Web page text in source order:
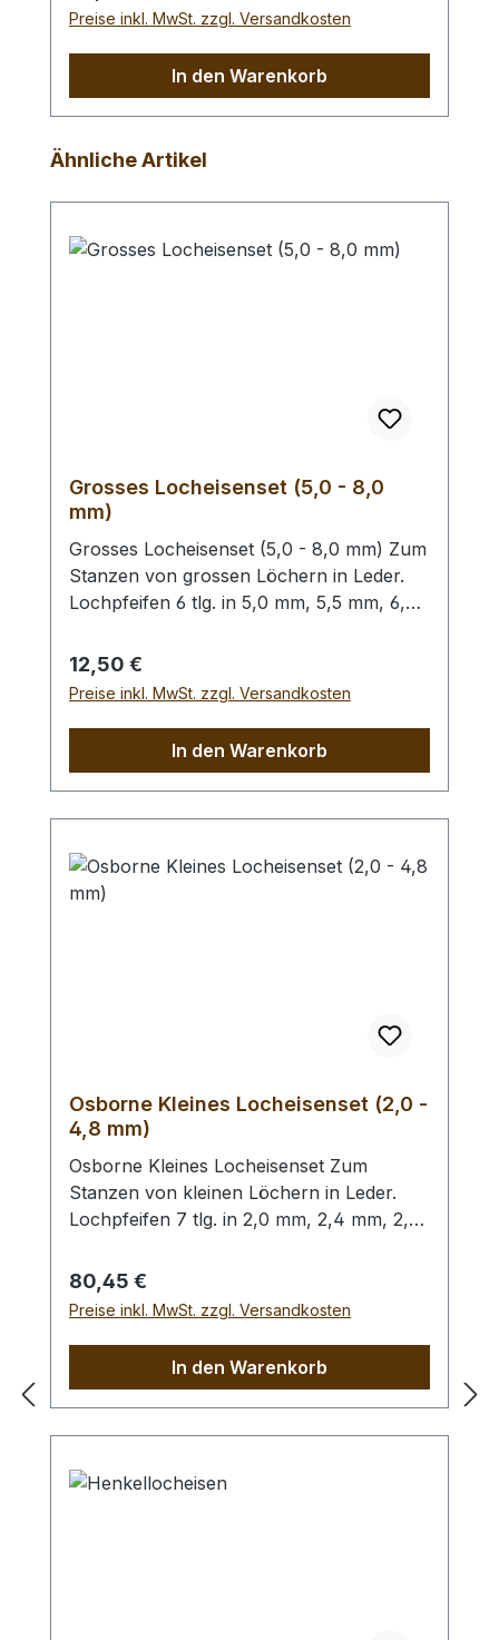
schlagabsorbierenden Poly -
Hammerkopf. 240 gr Gesamtgewicht /
Preise inkl. MwSt. zzgl. Versandkosten
In den Warenkorb
Produktgalerie überspringen
Ähnliche Artikel
Grosses Locheisenset (5,0 - 8,0
mm)
Grosses Locheisenset (5,0 - 8,0 mm) Zum
Stanzen von grossen Löchern in Leder.
Lochpfeifen 6 tlg. in 5,0 mm, 5,5 mm, 6,0
benutzen Sie zum Schlagen unbedingt
einen geeigneten Hammer (keinen
Stahlhammer) und eine geeignete
eine Beschädigung des Werkzeugs
auszuschliessen, siehe Zubehör.
Regulärer Preis:
12,50 €
Preise inkl. MwSt. zzgl. Versandkosten
In den Warenkorb
Osborne Kleines Locheisenset (2,0 -
4,8 mm)
Osborne Kleines Locheisenset Zum
Stanzen von kleinen Löchern in Leder.
Lochpfeifen 7 tlg. in 2,0 mm, 2,4 mm, 2,8
mm. Bitte benutzen Sie zum Schlagen
unbedingt einen geeigneten Hammer
(keinen Stahlhammer) und eine geeignete
eine Beschädigung des Werkzeugs
auszuschliessen, siehe Zubehör.
Regulärer Preis:
80,45 €
Preise inkl. MwSt. zzgl. Versandkosten
In den Warenkorb